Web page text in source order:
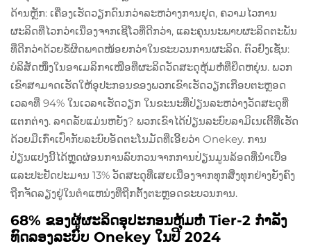
ດ້ານຫຼັກ: ເຄື່ອງເຮັດວຽກດົນກວ່າລະຫວ່າງການຢຸດ, ຄວາມໄວການ
ຜະລິດທີ່ໄວກວ່າເນື່ອງຈາກເຊີໂວທີ່ດີກວ່າ, ແລະຄຸນນະພາບຜະລິດຕະພັນ
ທີ່ດີກວ່າດ້ວຍຂໍ້ຜິດພາດໜ້ອຍກວ່າໃນຂະບວນການຜະລິດ. ຕົວຢົງເຊັ່ນ:
ບໍລິສັດໜຶ່ງໃນອາເມລິກາເໜືອທີ່ຜະລິດວັດສະດຸຫຸ້ມຫໍ່ທີ່ຍືດຫຍຸ່ນ. ພວກ
ເຂົາສາມາດເຮັດໃຫ້ອຸປະກອນຂອງພວກເຂົາເຮັດວຽກເກືອບຕະຫຼອດ
ເວລາທີ່ 94% ໃນເວລາເຮັດວຽກ ໃນຂະນະທີ່ປ່ຽນລະຫວ່າງວັດສະດຸທີ່
ແຕກຕ່າງ. ລາດລັບແມ່ນຫຍັງ? ພວກເຂົາໄດ້ປ່ຽນລະບົບລາມິເນເຕີ້ທີ່ເຮັດ
ດ້ວຍມືເກົ່າເປົ່າກັບລະບົບອັດຕະໂນມັດທີ່ເອີ້ຍວ່າ Onekey. ການ
ປ່ຽນແປງນີ້ໄດ້ຫຼຸດຜ່ອນການລົບກວນຈາກການປ່ຽນມູນລ້ອດທີ່ນ່ຳເບື່ອ
ແລະປະຢັດປະມານ 13% ວັດສະດຸທີ່ເສຍເນື່ອງຈາກທຸກສິ່ງທຸກຢ່າງຍັງຄົງ
ຖືກຈັດລຽງຢູ່ໃນຕຳແຫນ່ງທີ່ຖືກຕັ້ງຕະຫຼອດຂະບວນການ.
68% ຂອງຜູ້ຜະລິດອຸປະກອນຫຸ້ມຫໍ່ Tier-2 ກໍາລັງ
ທົດລອງລະບົບ Onekey ໃນປີ 2024